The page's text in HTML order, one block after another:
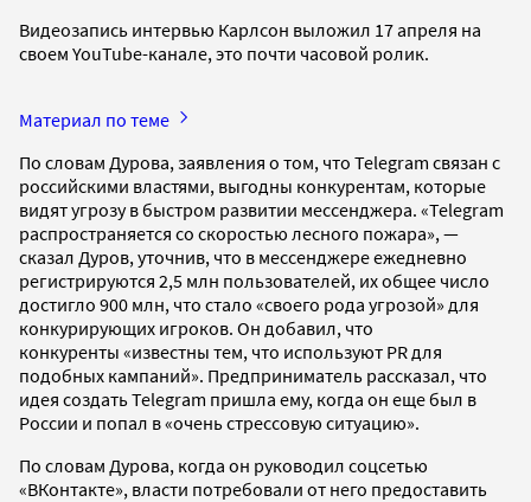
Видеозапись интервью Карлсон выложил 17 апреля на
своем YouTube-канале, это почти часовой ролик.
Материал по теме
По словам Дурова, заявления о том, что Telegram связан с
российскими властями, выгодны конкурентам, которые
видят угрозу в быстром развитии мессенджера. «Telegram
распространяется со скоростью лесного пожара», —
сказал Дуров, уточнив, что в мессенджере ежедневно
регистрируются 2,5 млн пользователей, их общее число
достигло 900 млн, что стало «своего рода угрозой» для
конкурирующих игроков. Он добавил, что
конкуренты «известны тем, что используют PR для
подобных кампаний». Предприниматель рассказал, что
идея создать Telegram пришла ему, когда он еще был в
России и попал в «очень стрессовую ситуацию».
По словам Дурова, когда он руководил соцсетью
«ВКонтакте», власти потребовали от него предоставить